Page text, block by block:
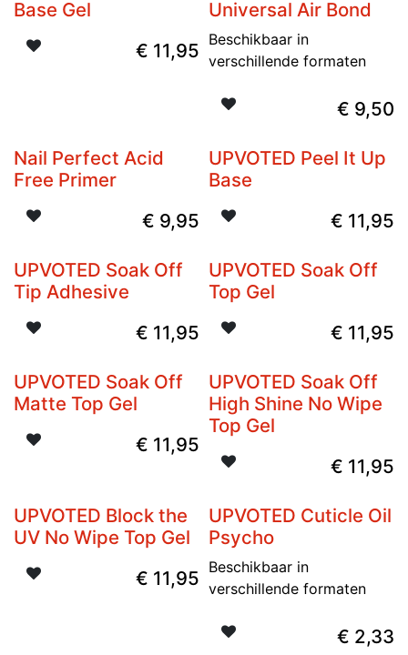
Base Gel
€ 11,95
Universal Air Bond
Beschikbaar in
verschillende formaten
€ 9,50
Nail Perfect Acid
Free Primer
€ 9,95
UPVOTED Peel It Up
Base
€ 11,95
UPVOTED Soak Off
Tip Adhesive
€ 11,95
UPVOTED Soak Off
Top Gel
€ 11,95
UPVOTED Soak Off
Matte Top Gel
€ 11,95
UPVOTED Soak Off
High Shine No Wipe
Top Gel
€ 11,95
UPVOTED Block the
UV No Wipe Top Gel
€ 11,95
UPVOTED Cuticle Oil
Psycho
Beschikbaar in
verschillende formaten
€ 2,33